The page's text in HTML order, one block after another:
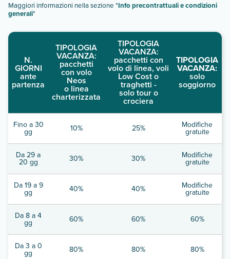
Maggiori informazioni nella sezione "Info precontrattuali e condizioni
generali"
N.
GIORNI
ante
partenza
TIPOLOGIA
VACANZA:
pacchetti
con volo
Neos
o linea
charterizzata
TIPOLOGIA
VACANZA:
pacchetti con
volo di linea, voli
Low Cost o
traghetti -
solo tour o
crociera
TIPOLOGIA
VACANZA:
solo
soggiorno
Fino a 30
gg 10% 25% Modifiche
gratuite
Da 29 a
20 gg 30% 30% Modifiche
gratuite
Da 19 a 9
gg 40% 40% Modifiche
gratuite
Da 8 a 4
gg 60% 60% 60%
Da 3 a 0
gg 80% 80% 80%